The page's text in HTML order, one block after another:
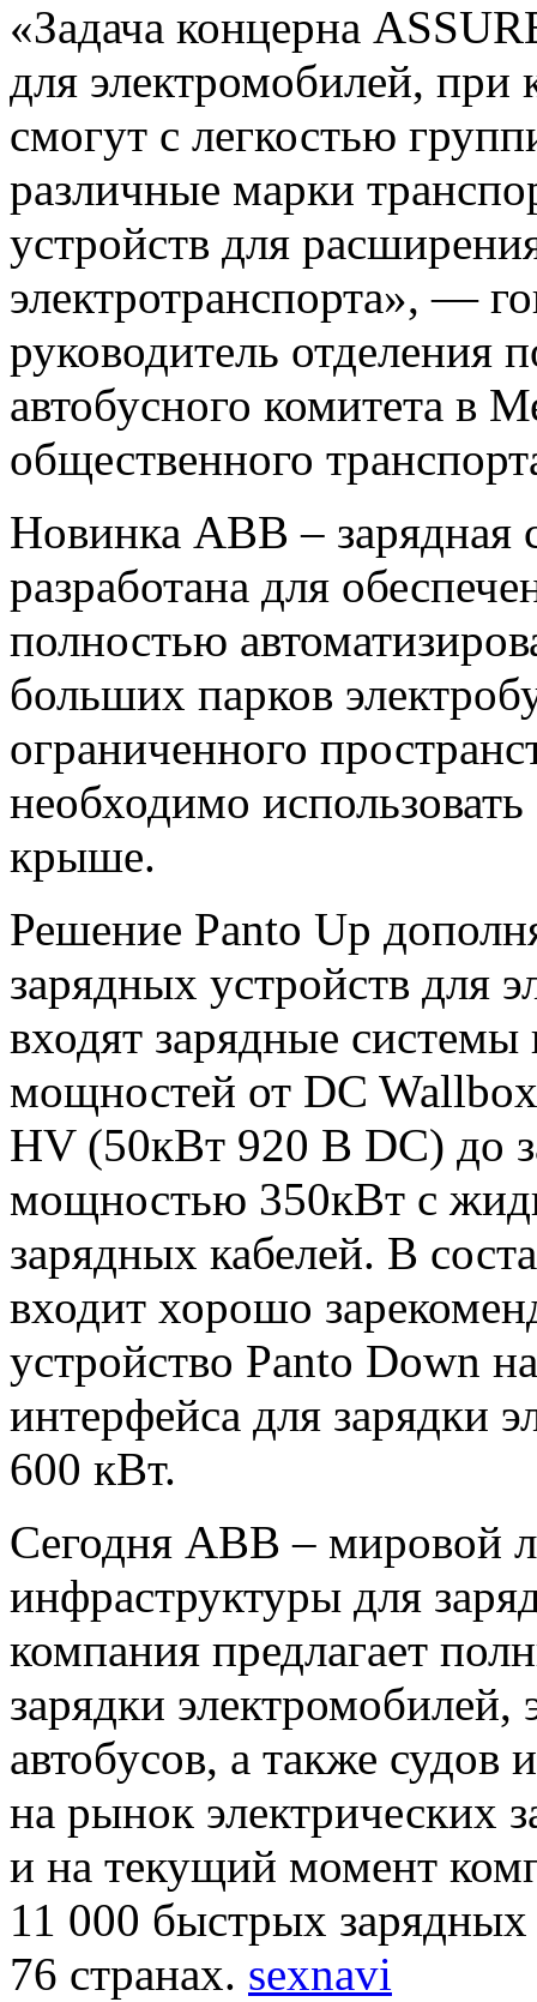
«Задача концерна
для электромобилей, при
смогут с легкостью
различные марки
устройств для
электротранспорта», —
руководитель отделения
автобусного комитета в
общественного
Новинка ABB – зарядная
разработана для
полностью
больших парков
ограниченного
необходимо
крыше.
Решение Panto Up
зарядных устройств для
входят зарядные
мощностей от DC
HV (50кВт 920 В DC) до
мощностью 350кВт с
зарядных кабелей. В
входит хорошо
устройство Panto Down
интерфейса для зарядки
600 кВт.
Сегодня АBB – мировой
инфраструктуры для
компания предлагает
зарядки
автобусов, а также
на рынок электрических
и на текущий момент
11 000 быстрых зарядных
76 странах. sexnavi